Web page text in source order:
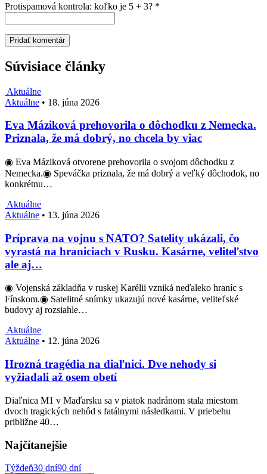
Protispamová kontrola: koľko je 5 + 3? *
Súvisiace články
Aktuálne
Aktuálne • 18. júna 2026
Eva Máziková prehovorila o dôchodku z Nemecka.
Priznala, že má dobrý, no chcela by viac
◉ Eva Máziková otvorene prehovorila o svojom dôchodku z
Nemecka.◉ Speváčka priznala, že má dobrý a veľký dôchodok, no
konkrétnu…
Aktuálne
Aktuálne • 13. júna 2026
Príprava na vojnu s NATO? Satelity ukázali, čo
vyrastá na hraniciach v Rusku. Kasárne, veliteľstvo
ale aj…
◉ Vojenská základňa v ruskej Karélii vzniká neďaleko hraníc s
Fínskom.◉ Satelitné snímky ukazujú nové kasárne, veliteľské
budovy aj rozsiahle…
Aktuálne
Aktuálne • 12. júna 2026
Hrozná tragédia na diaľnici. Dve nehody si
vyžiadali až osem obetí
Diaľnica M1 v Maďarsku sa v piatok nadránom stala miestom
dvoch tragických nehôd s fatálnymi následkami. V priebehu
približne 40…
Najčítanejšie
Týždeň30 dní90 dní